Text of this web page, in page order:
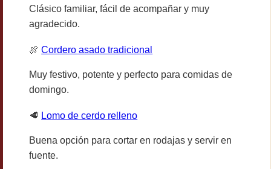
Clásico familiar, fácil de acompañar y muy
agradecido.
🍖Cordero asado tradicional
Muy festivo, potente y perfecto para comidas de
domingo.
🥩 Lomo de cerdo relleno
Buena opción para cortar en rodajas y servir en
fuente.